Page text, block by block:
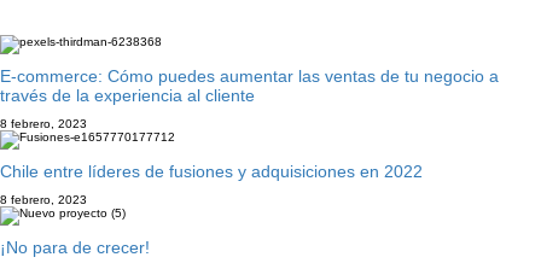
E-commerce: Cómo puedes aumentar las ventas de tu negocio a
través de la experiencia al cliente
8 febrero, 2023
Chile entre líderes de fusiones y adquisiciones en 2022
8 febrero, 2023
¡No para de crecer!